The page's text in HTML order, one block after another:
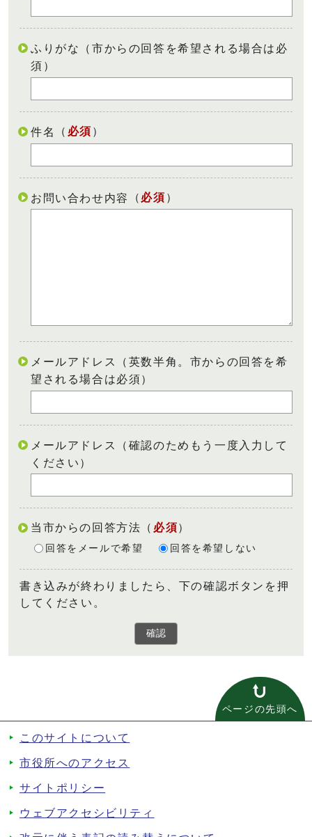
ふりがな（市からの回答を希望される場合は必
須）
件名 （ 必須 ）
お問い合わせ内容 （ 必須 ）
メールアドレス（英数半角。市からの回答を希
望される場合は必須）
メールアドレス（確認のためもう一度入力して
ください）
当市からの回答方法 （ 必須）
回答をメールで希望 回答を希望しない
書き込みが終わりましたら、下の確認ボタンを押
してください。
確認
ページの先頭へ
このサイトについて
市役所へのアクセス
サイトポリシー
ウェブアクセシビリティ